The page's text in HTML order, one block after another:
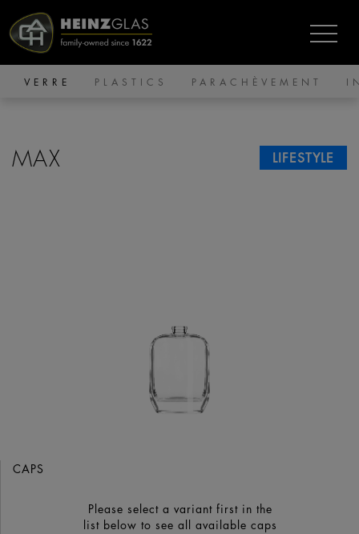
VERRE PLASTICS PARACHÈVEMENT
LIFESTYLE
MAX
CAPS
Please select a variant first in the
list below to see all available caps